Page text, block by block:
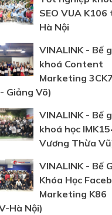
SEO VUA K106
Hà Nội
VINALINK - Bế
khoá Content
Marketing
Giảng Võ)
VINALINK - Bế
khoá học
Vương Thừa
VINALINK - Bế
Khóa Học
Marketing K86
Hà Nội)